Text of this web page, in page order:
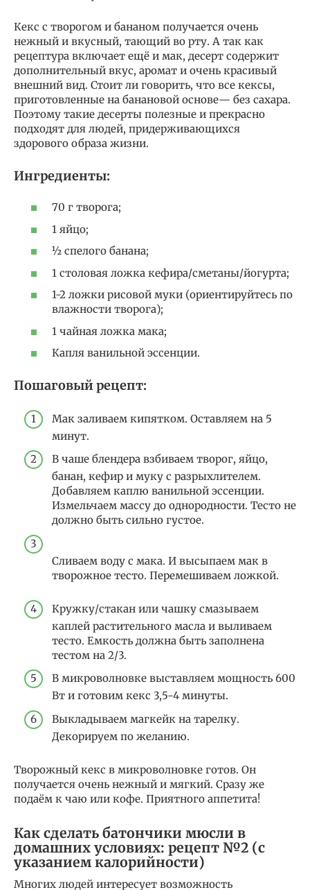
Кекс с творогом и бананом получается очень
нежный и вкусный, тающий во рту. А так как
рецептура включает ещё и мак, десерт содержит
дополнительный вкус, аромат и очень красивый
внешний вид. Стоит ли говорить, что все кексы,
приготовленные на банановой основе— без сахара.
Поэтому такие десерты полезные и прекрасно
подходят для людей, придерживающихся
здорового образа жизни.
Ингредиенты:
70 г творога;
1 яйцо;
½ спелого банана;
1 столовая ложка кефира/сметаны/йогурта;
1-2 ложки рисовой муки (ориентируйтесь по
влажности творога);
1 чайная ложка мака;
Капля ванильной эссенции.
Пошаговый рецепт:
Мак заливаем кипятком. Оставляем на 5
минут.
В чаше блендера взбиваем творог, яйцо,
банан, кефир и муку с разрыхлителем.
Добавляем каплю ванильной эссенции.
Измельчаем массу до однородности. Тесто не
должно быть сильно густое.
Сливаем воду с мака. И высыпаем мак в
творожное тесто. Перемешиваем ложкой.
Кружку/стакан или чашку смазываем
каплей растительного масла и выливаем
тесто. Емкость должна быть заполнена
тестом на 2/3.
В микроволновке выставляем мощность 600
Вт и готовим кекс 3,5-4 минуты.
Выкладываем магкейк на тарелку.
Декорируем по желанию.
Творожный кекс в микроволновке готов. Он
получается очень нежный и мягкий. Сразу же
подаём к чаю или кофе. Приятного аппетита!
Как сделать батончики мюсли в
домашних условиях: рецепт №2 (с
указанием калорийности)
Многих людей интересует возможность